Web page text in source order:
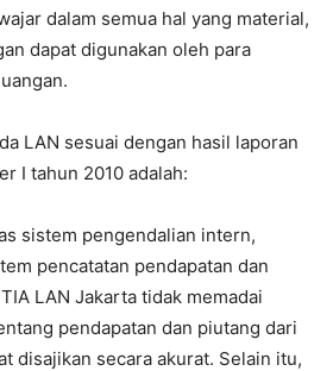
dalam semua hal yang material,
dapat digunakan oleh para
LAN sesuai dengan hasil laporan
I tahun 2010 adalah:
sistem pengendalian intern,
pencatatan pendapatan dan
LAN Jakarta tidak memadai
pendapatan dan piutang dari
disajikan secara akurat. Selain itu,